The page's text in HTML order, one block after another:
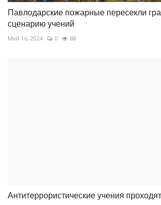
Павлодарские пожарные пересекли
сценарию учений
Май 16, 2024 0 88
Антитеррористические учения